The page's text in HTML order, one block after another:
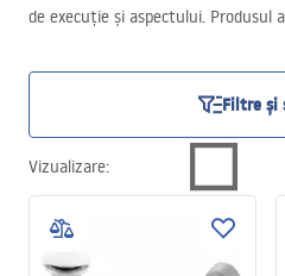
de execuție și aspectului. Produsul
uzată din chiuvetă, cadă sau de
depunerilor, a calcarului și, indirect,
Filtre și
Vizualizare: